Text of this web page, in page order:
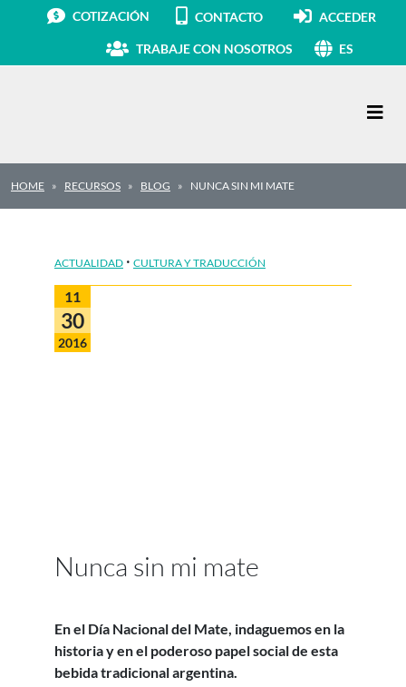
COTIZACIÓN CONTACTO ACCEDER
TRABAJE CON NOSOTROS ES
HOME RECURSOS BLOG NUNCA SIN MI MATE
ACTUALIDAD · CULTURA Y TRADUCCIÓN
11
30
2016
Nunca sin mi mate
En el Día Nacional del Mate, indaguemos en la
historia y en el poderoso papel social de esta
bebida tradicional argentina.